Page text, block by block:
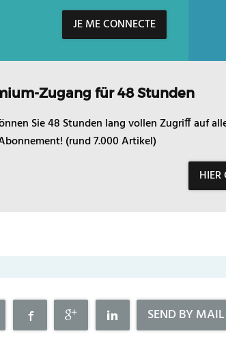
JE ME CONNECTE
Zugang für 48 Stunden
Sie 48 Stunden lang vollen Zugriff auf
(rund 7.000 Artikel)
SEND BY MAIL